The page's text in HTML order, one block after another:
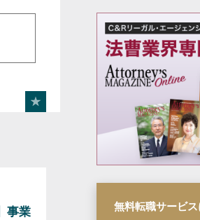
事業
【一般民事から企業法
無料転職サービ